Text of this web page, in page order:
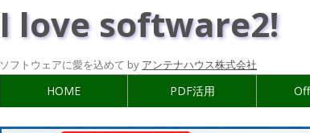
I love software2!
ソフトウェアに愛を込めて by アンテナハウス株式会社
HOME PDF活用